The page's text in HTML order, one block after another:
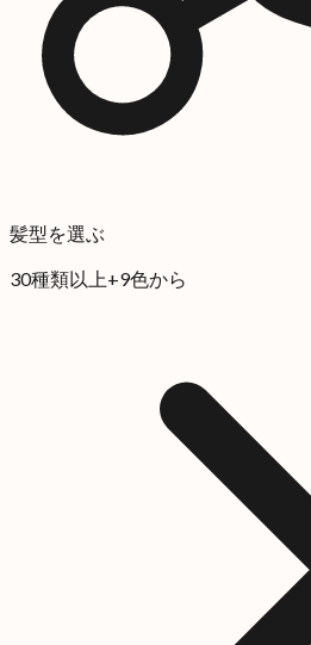
髪型を選ぶ
30種類以上+9色から